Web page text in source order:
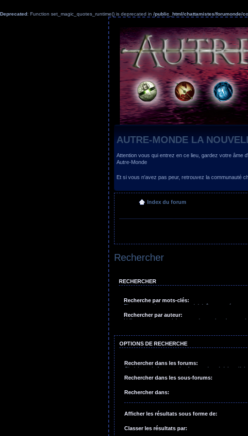
Deprecated: Function set_magic_quotes_runtime() is deprecated in /public_html/chattamistes/forumonde/
AUTRE-MONDE LA
Attention vous qui entrez en ce lieu, gardez votre âme
Autre-Monde
Et si vous n'avez pas peur, retrouvez la communauté
Index du forum
Rechercher
RECHERCHER
Recherche par mots-clés:
Placez un
devant un mot qui doit être trouvé et un
qui doit être exclu. Tapez une suite de mots séparés
crochets si uniquement un des mots doit être trouvé.
Rechercher par auteur:
Utilisez un * comme joker pour des recherches
OPTIONS DE RECHERCHE
Rechercher dans les forums:
Choisissez le forum ou les forums dans le(s)quel(s)
effectuer une recherche. Les sous-forums sont
inclus si vous ne désactivez pas l’option ci-dessous
Rechercher dans les sous-forums:
Rechercher dans:
Afficher les résultats sous forme de:
Classer les résultats par: